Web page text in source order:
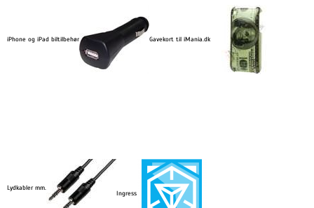
iPhone og iPad biltilbehør Gavekort til iMania.dk
Lydkabler mm.
Ingress